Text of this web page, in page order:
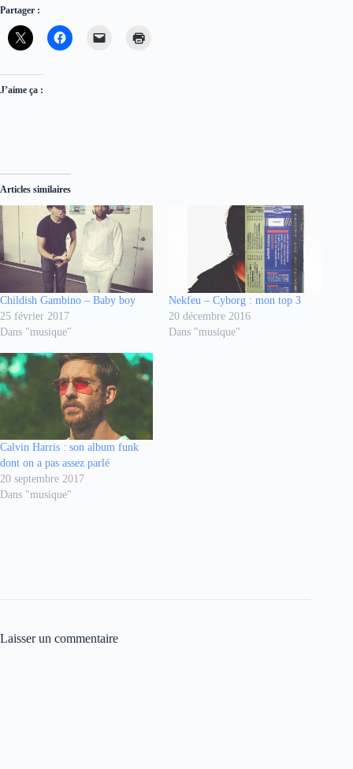
Partager :
J’aime ça :
Articles similaires
Childish Gambino – Baby boy
25 février 2017
Dans "musique"
Nekfeu – Cyborg : mon top 3
20 décembre 2016
Dans "musique"
Calvin Harris : son album funk
dont on a pas assez parlé
20 septembre 2017
Dans "musique"
Laisser un commentaire